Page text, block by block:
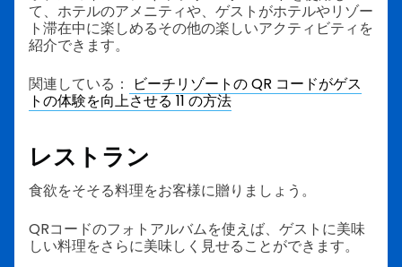
て、ホテルのアメニティや、ゲストがホテルやリゾー
ト滞在中に楽しめるその他の楽しいアクティビティを
紹介できます。
関連している：
ビーチリゾートの QR コードがゲス
トの体験を向上させる 11 の方法
レストラン
食欲をそそる料理をお客様に贈りましょう。
QRコードのフォトアルバムを使えば、ゲストに美味
しい料理をさらに美味しく見せることができます。